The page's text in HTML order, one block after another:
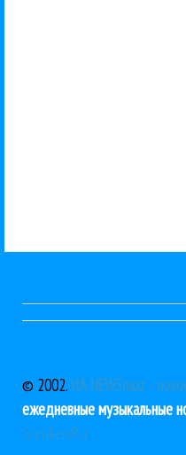
© 2002. ИА NEWSmuz -
ежедневные музыкальные
Guruken.Ru